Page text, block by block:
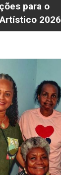
para o
2026